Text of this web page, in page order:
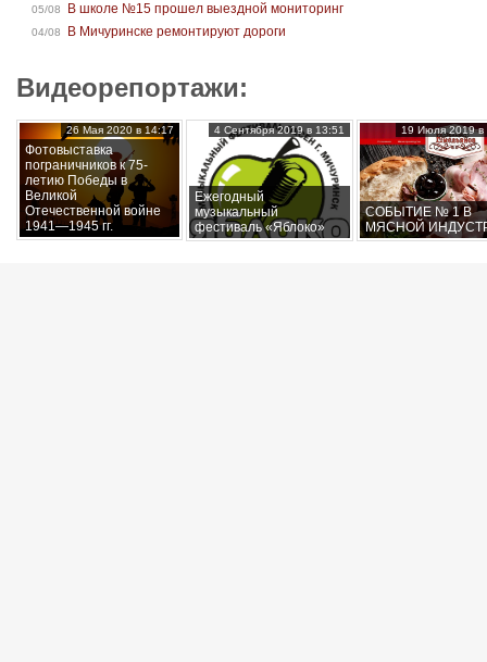
05/08 В школе №15 прошел выездной мониторинг
04/08 В Мичуринске ремонтируют дороги
Видеорепортажи:
Фотовыставка
пограничников к 75-
летию Победы в
Великой
Отечественной войне
1941—1945 гг.
26 Мая 2020 в 14:17
Ежегодный
музыкальный
фестиваль «Яблоко»
4 Сентября 2019 в 13:51
СОБЫТИЕ № 1 В
МЯСНОЙ
19 Июля 2019 в